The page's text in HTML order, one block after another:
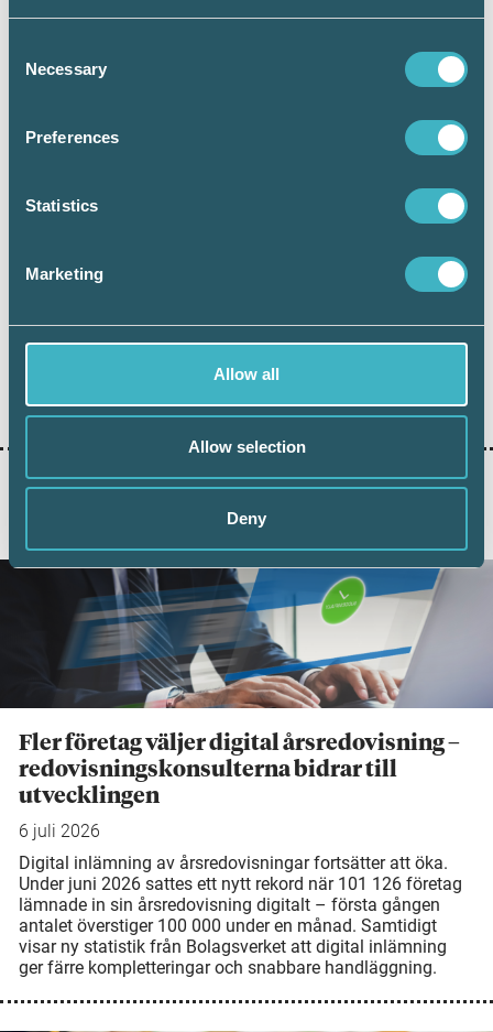
Selection
Necessary
Preferences
Statistics
Marketing
Allow all
Allow selection
Deny
här
program Personal & Chef
Fler företag väljer digital årsredovisning –
redovisningskonsulterna bidrar till
utvecklingen
6 juli 2026
Digital inlämning av årsredovisningar fortsätter att öka.
Under juni 2026 sattes ett nytt rekord när 101 126 företag
lämnade in sin årsredovisning digitalt – första gången
antalet överstiger 100 000 under en månad. Samtidigt
visar ny statistik från Bolagsverket att digital inlämning
ger färre kompletteringar och snabbare handläggning.